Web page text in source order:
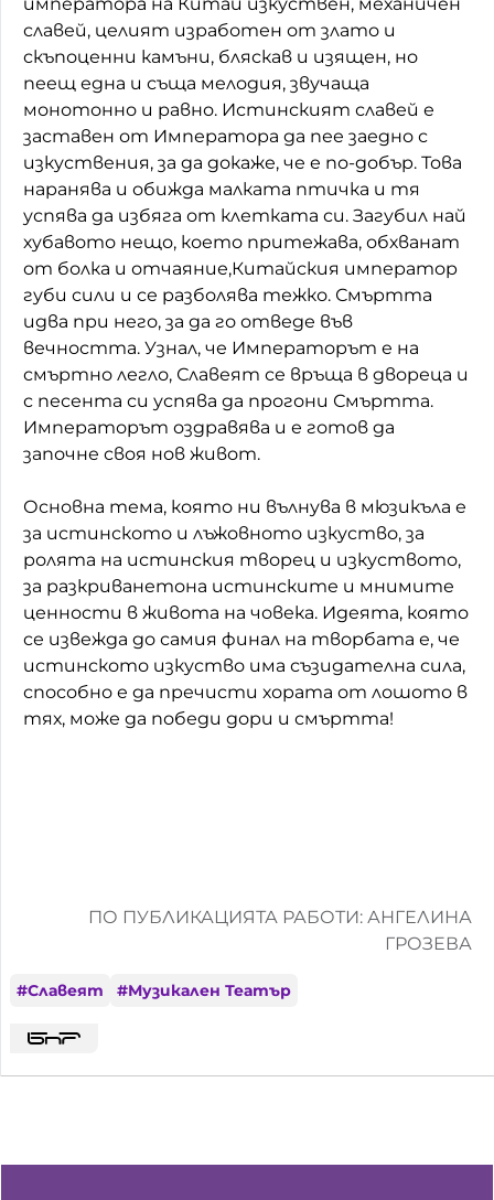
славей, целият изработен от злато и
скъпоценни камъни, бляскав и изящен, но
пеещ една и съща мелодия, звучаща
монотонно и равно. Истинският славей е
заставен от Императора да пее заедно с
изкуствения, за да докаже, че е по-добър. Това
наранява и обижда малката птичка и тя
успява да избяга от клетката си. Загубил най
хубавото нещо, което притежава, обхванат
от болка и отчаяние,Китайския император
губи сили и се разболява тежко. Смъртта
идва при него, за да го отведе във
вечността. Узнал, че Императорът е на
смъртно легло, Славеят се връща в двореца и
с песента си успява да прогони Смъртта.
Императорът оздравява и е готов да
започне своя нов живот.
Основна тема, която ни вълнува в мюзикъла е
за истинското и лъжовното изкуство, за
ролята на истинския творец и изкуството,
за разкриванетона истинските и мнимите
ценности в живота на човека. Идеята, която
се извежда до самия финал на творбата е, че
истинското изкуство има съзидателна сила,
способно е да пречисти хората от лошото в
тях, може да победи дори и смъртта!
ПО ПУБЛИКАЦИЯТА РАБОТИ: АНГЕЛИНА
ГРОЗЕВА
#Славеят #Музикален Театър